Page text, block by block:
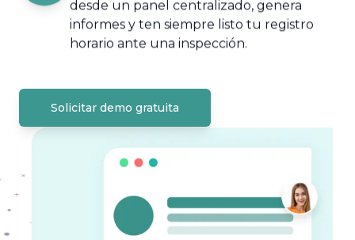
desde un panel centralizado, genera
informes y ten siempre listo tu registro
horario ante una inspección.
Solicitar demo gratuita